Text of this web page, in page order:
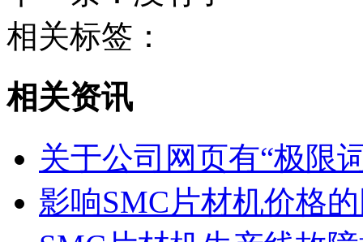
相关标签：
相关资讯
关于公司网页有“极限
影响SMC片材机价格